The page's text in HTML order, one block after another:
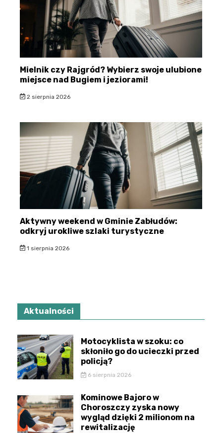
Mielnik czy Rajgród? Wybierz swoje ulubione
miejsce nad Bugiem i jeziorami!
2 sierpnia 2026
Aktywny weekend w Gminie Zabłudów:
odkryj urokliwe szlaki turystyczne
1 sierpnia 2026
Aktualności
Motocyklista w szoku: co
skłoniło go do ucieczki przed
policją?
6 sierpnia 2026
Kominowe Bajoro w
Choroszczy zyska nowy
wygląd dzięki 2 milionom na
rewitalizację